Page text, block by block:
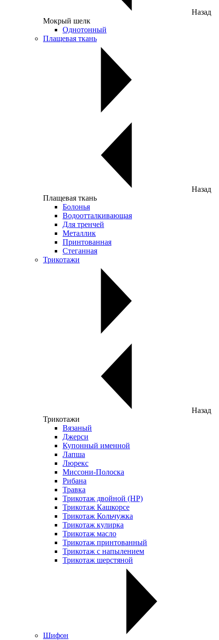
Назад
Мокрый шелк
Однотонный
Плащевая ткань
Назад
Плащевая ткань
Болонья
Водоотталкивающая
Для тренчей
Металлик
Принтованная
Стеганная
Трикотажи
Назад
Трикотажи
Вязаный
Джерси
Купонный именной
Лапша
Люрекс
Миссони-Полоска
Рибана
Травка
Трикотаж двойной (НР)
Трикотаж Кашкорсе
Трикотаж Кольчужка
Трикотаж кулирка
Трикотаж масло
Трикотаж принтованный
Трикотаж с напылением
Трикотаж шерстяной
Шифон